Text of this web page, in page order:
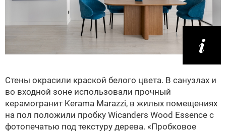
Стены окрасили краской белого цвета. В санузлах и
во входной зоне использовали прочный
керамогранит Kerama Marazzi, в жилых помещениях
на пол положили пробку Wicanders Wood Essence с
фотопечатью под текстуру дерева. «Пробковое